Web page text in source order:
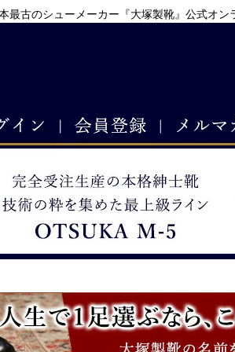
最古のシューメーカー『大塚製靴』公式オン